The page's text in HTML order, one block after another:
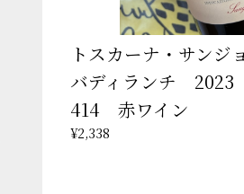
トスカーナ・サン
バディランチ
414 赤ワイン
¥2,338